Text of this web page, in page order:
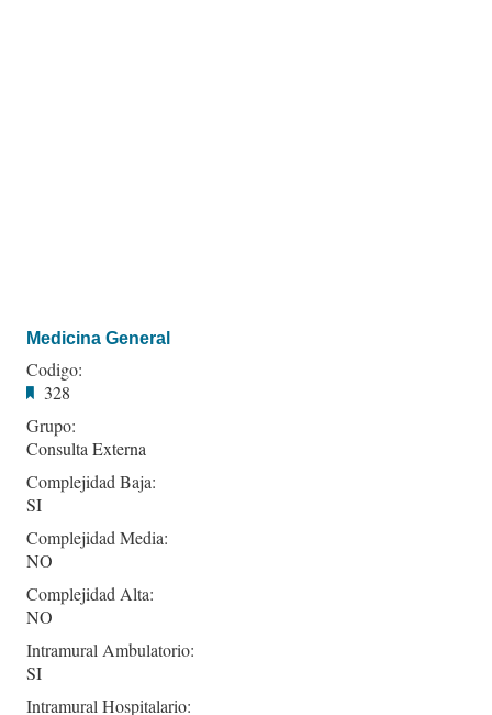
Medicina General
Codigo:
328
Grupo:
Consulta Externa
Complejidad Baja:
SI
Complejidad Media:
NO
Complejidad Alta:
NO
Intramural Ambulatorio:
SI
Intramural Hospitalario: